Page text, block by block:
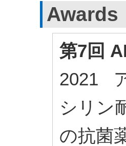
Awards
第7回
2021
シリン
の抗菌